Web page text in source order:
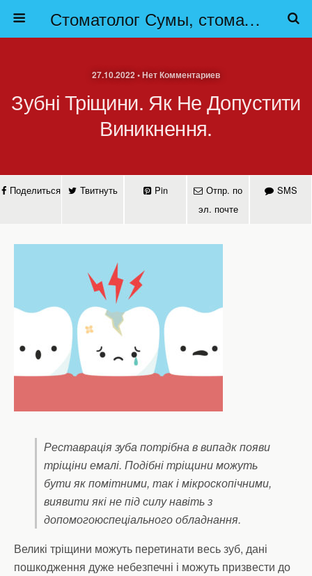
Стоматолог Сумы, стоматологические клиники Сумы, детская стоматология в Сумах. | Частная стоматология Сумы
27.10.2022 • Нет Комментариев
Зубні Тріщини. Як Не Допустити
Виникнення.
Поделиться Твитнуть Pin
Отпр. по
эл. почте
SMS
Реставрація зуба потрібна в випадк появи
тріщіни емалі. Подібні тріщини можуть
бути як помітними, так і мікроскопічними,
виявити які не під силу навіть з
допомогоюспеціального обладнання.
Великі тріщини можуть перетинати весь зуб, дані
пошкодження дуже небезпечні і можуть призвести до